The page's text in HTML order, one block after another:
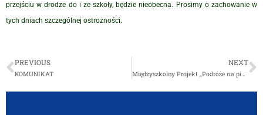
przejściu w drodze do i ze szkoły, będzie nieobecna. Prosimy o zachowanie w
tych dniach szczególnej ostrożności.
PREVIOUS
KOMUNIKAT
NEXT
Międzyszkolny Projekt „Podróże na piórze”